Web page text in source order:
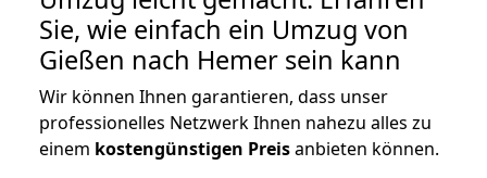
Sie, wie einfach ein Umzug von
Gießen nach Hemer sein kann
Wir können Ihnen garantieren, dass unser
professionelles Netzwerk Ihnen nahezu alles zu
einem kostengünstigen Preisanbieten können.